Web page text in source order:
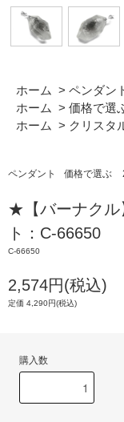
ホーム > ペンダン
ホーム > 価格で選
ホーム > クリスタ
ペンダント 価格で選ぶ
★【バーナクル
ト：C-66650
C-66650
2,574円(税込)
定価 4,290円(税込)
購入数